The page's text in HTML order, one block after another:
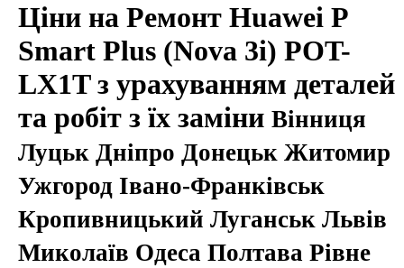
Ціни на Ремонт Huawei P
Smart Plus (Nova 3i) POT-
LX1T з урахуванням деталей
та робіт з їх заміни Вінниця
Луцьк Дніпро Донецьк Житомир
Ужгород Івано-Франківськ
Кропивницький Луганськ Львів
Миколаїв Одеса Полтава Рівне